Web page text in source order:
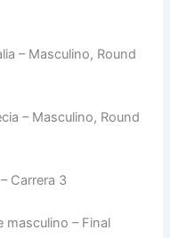
– Masculino, Round
– Masculino, Round
Carrera 3
masculino – Final